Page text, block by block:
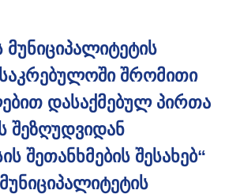
შრომითი
დასაქმებულ პირთა
შეზღუდვიდან
შეთანხმების შესახებ“